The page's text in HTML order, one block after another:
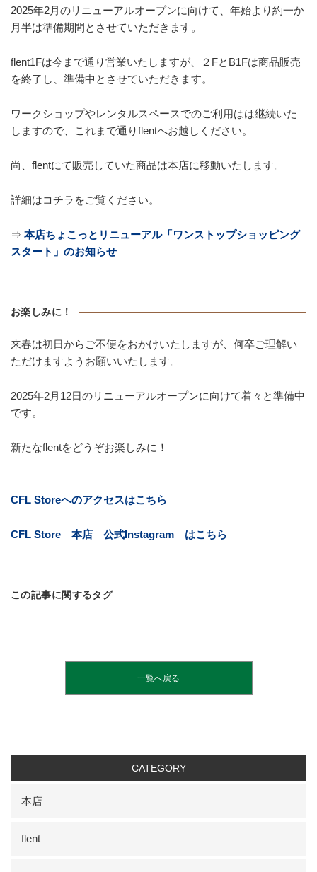
2025年2月のリニューアルオープンに向けて、年始より約一か
月半は準備期間とさせていただきます。
flent1Fは今まで通り営業いたしますが、２FとB1Fは商品販売
を終了し、準備中とさせていただきます。
ワークショップやレンタルスペースでのご利用はは継続いた
しますので、これまで通りflentへお越しください。
尚、flentにて販売していた商品は本店に移動いたします。
詳細はコチラをご覧ください。
⇒ 本店ちょこっとリニューアル「ワンストップショッピング
スタート」のお知らせ
お楽しみに！
来春は初日からご不便をおかけいたしますが、何卒ご理解い
ただけますようお願いいたします。
2025年2月12日のリニューアルオープンに向けて着々と準備中
です。
新たなflentをどうぞお楽しみに！
CFL Storeへのアクセスはこちら
CFL Store 本店 公式Instagram はこちら
この記事に関するタグ
一覧へ戻る
CATEGORY
本店
flent